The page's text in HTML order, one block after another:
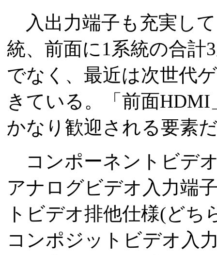
入出力端子も充実し
統、前面に1系統の合計
でなく、最近は次世代
きている。「前面
かなり歓迎される要素
コンポーネントビデ
アナログビデオ入力端
トビデオ排他仕様(どち
コンポジットビデオ入